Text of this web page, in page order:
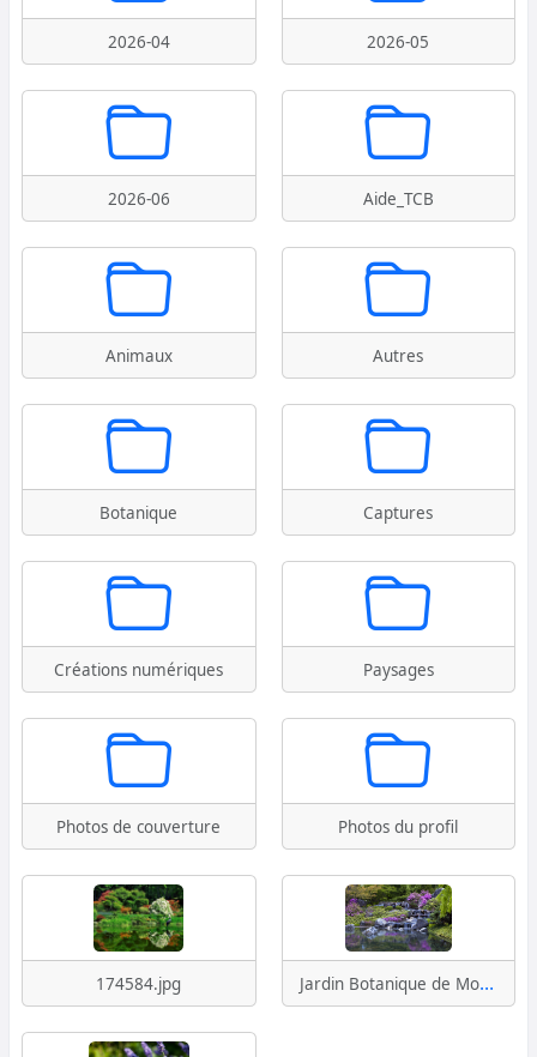
2026-04 2026-05
2026-06 Aide_TCB
Animaux Autres
Botanique Captures
Créations numériques Paysages
Photos de couverture Photos du profil
174584.jpg Jardin Botanique de Montréal.jpg